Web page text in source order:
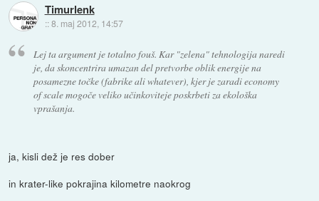
Timurlenk
::8. maj 2012, 14:57
Lej ta argument je totalno fouš. Kar "zelena" tehnologija naredi
je, da skoncentrira umazan del pretvorbe oblik energije na
posamezne točke (fabrike ali whatever), kjer je zaradi economy
of scale mogoče veliko učinkoviteje poskrbeti za ekološka
vprašanja.
ja, kisli dež je res dober
in krater-like pokrajina kilometre naokrog